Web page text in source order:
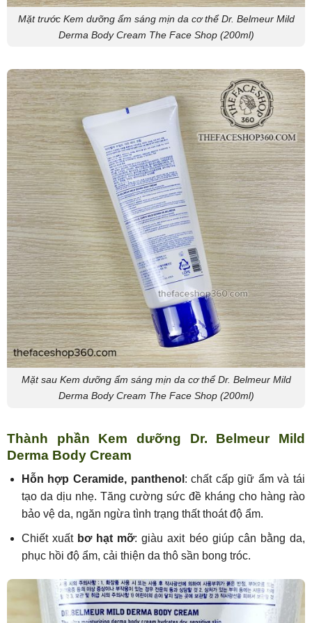
Mặt trước Kem dưỡng ẩm sáng mịn da cơ thể Dr. Belmeur Mild
Derma Body Cream The Face Shop (200ml)
Mặt sau Kem dưỡng ẩm sáng mịn da cơ thể Dr. Belmeur Mild
Derma Body Cream The Face Shop (200ml)
Thành phần Kem dưỡng Dr. Belmeur Mild
Derma Body Cream
Hỗn hợp Ceramide, panthenol : chất cấp giữ ẩm và tái
tạo da dịu nhẹ. Tăng cường sức đề kháng cho hàng rào
bảo vệ da, ngăn ngừa tình trạng thất thoát độ ẩm.
Chiết xuất bơ hạt mỡ: giàu axit béo giúp cân bằng da,
phục hồi độ ẩm, cải thiện da thô sần bong tróc.